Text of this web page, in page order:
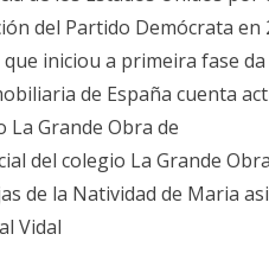
del Partido Demócrata en
iniciou a primeira fase
de España cuenta
La Grande Obra de
del colegio La Grande
de la Natividad de Maria
Vidal